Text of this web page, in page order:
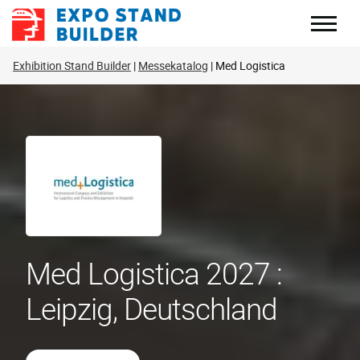
Zum
Inhalt
Exhibition Stand Builder Messekatalog Med Logistica
Med Logistica 2027 :
Leipzig, Deutschland